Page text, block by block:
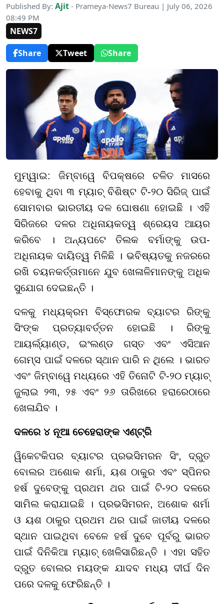
Published By: Ajit - Prameya-News7 Bureau | July 06, 2026
08:49 PM
NEWS7
Share
Tweet Share
ମୁମ୍ୱାଇ: ଜିମ୍ବାୱେ ବିପକ୍ଷରେ ଚଳିତ ମାସରେ
ହେବାକୁ ଥିବା ୩ ମ୍ୟାଚ୍ ବିଶିଷ୍ଟ ଟି-୨୦ ସିରିଜ୍ ପାଇଁ
ସୋମବାର ଭାରତୀୟ ଦଳ ଘୋଷଣା ହୋଇଛି । ଏହି
ସିରିଜରେ ଦଳର ଅଧିନାୟକତ୍ୱ ଶ୍ରେୟସ ଆୟର
କରିବେ । ଅନ୍ୟପଟେ ତିଲକ ବର୍ମାଙ୍କୁ ଉପ-
ଅଧିନାୟକ ଦାୟିତ୍ୱ ମିଳିଛି । ଭବିଷ୍ୟତକୁ ନଜରରେ
ରଖି ଚୟନକର୍ତ୍ତାମାନେ ଯୁବ ଖେଳାଳିମାନଙ୍କୁ ଅଧିକ
ସୁଯୋଗ ଦେଇଛନ୍ତି ।
ଦଳକୁ ମଧ୍ୟକ୍ରମ ବିସ୍ଫୋରକ ବ୍ୟାଟର ରିଙ୍କୁ
ସିଂଙ୍କ ପ୍ରତ୍ୟାବର୍ତ୍ତନ ହୋଇଛି । ରିଙ୍କୁ
ଆୟର୍ଲ୍ୟାଣ୍ଡ, ଇଂଲଣ୍ଡ ଗସ୍ତ ଏବଂ ଏସିଆନ
ଗେମ୍ସ ପାଇଁ ଦଳରେ ସ୍ଥାନ ପାରି ନ ଥିଲେ । ଭାରତ
ଏବଂ ଜିମ୍ବାୱେ ମଧ୍ୟରେ ଏହି ତିନୋଟି ଟି-୨୦ ମ୍ୟାଚ୍
ଜୁଲାଇ ୨୩, ୨୫ ଏବଂ ୨୬ ତାରିଖରେ ହରାରେଠାରେ
ଖେଳାଯିବ ।
ଦଳରେ ୪ ନୂଆ ଚେହେରାଙ୍କ ଏଣ୍ଟ୍ରି
ୱିକେଟକିପର ବ୍ୟାଟର ପ୍ରଭସିମରନ ସିଂ, ଦ୍ରୁତ
ବୋଲର ଅଶୋକ ଶର୍ମା, ୟଶ ଠାକୁର ଏବଂ ସ୍ପିନର
ହର୍ଷ ଦୁବେଙ୍କୁ ପ୍ରଥମ ଥର ପାଇଁ ଟି-୨୦ ଦଳରେ
ସାମିଲ କରାଯାଇଛି । ପ୍ରଭସିମରନ, ଅଶୋକ ଶର୍ମା
ଓ ୟଶ ଠାକୁର ପ୍ରଥମ ଥର ପାଇଁ ଜାତୀୟ ଦଳରେ
ସ୍ଥାନ ପାଇଥିବା ବେଳେ ହର୍ଷ ଦୁବେ ପୂର୍ବରୁ ଭାରତ
ପାଇଁ ଦିନିକିଆ ମ୍ୟାଚ୍ ଖେଳିସାରିଛନ୍ତି । ଏହା ସହିତ
ଦ୍ରୁତ ବୋଲର ମୟଙ୍କ ଯାଦବ ମଧ୍ୟ ଦୀର୍ଘ ଦିନ
ପରେ ଦଳକୁ ଫେରିଛନ୍ତି ।